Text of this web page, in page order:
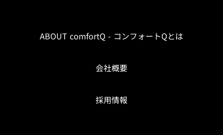
ABOUT comfortQ - コンフォートQとは
会社概要
採用情報